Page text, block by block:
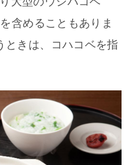
含めることもありま
ときは、コハコベを指